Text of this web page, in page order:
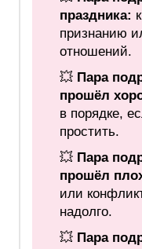
праздника:
признанию
отношений.
💥 Пара
прошёл
в порядке,
простить.
💥 Пара
прошёл
или
надолго.
💥 Пара